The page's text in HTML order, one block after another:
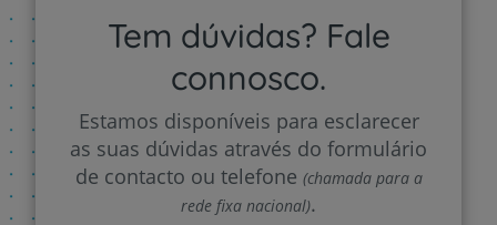
Tem dúvidas? Fale
connosco.
Estamos disponíveis para esclarecer
as suas dúvidas através do formulário
de contacto ou telefone (chamada para a
rede fixa nacional).